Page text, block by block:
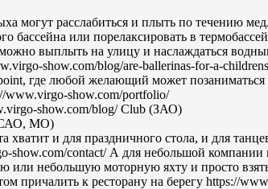
могут расслабиться и плыть по течению
бассейна или порелаксировать в
выплыть на улицу и наслаждаться
show.com/blog/are-ballerinas-for-a-
где любой желающий может
www.virgo-show.com/portfolio/
show.com/blog/ Club (ЗАО)
(САО, МО)
хватит и для праздничного стола, и для
show.com/contact/ А для небольшой компании
или небольшую моторную яхту и просто
причалить к ресторану на берегу https://